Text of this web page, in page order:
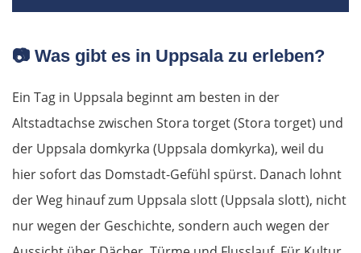
📷 Was gibt es in Uppsala zu erleben?
Ein Tag in Uppsala beginnt am besten in der
Altstadtachse zwischen Stora torget (Stora torget) und
der Uppsala domkyrka (Uppsala domkyrka), weil du
hier sofort das Domstadt-Gefühl spürst. Danach lohnt
der Weg hinauf zum Uppsala slott (Uppsala slott), nicht
nur wegen der Geschichte, sondern auch wegen der
Vilnius
Alytus
Polen
Suwałki
Ełk
Łomża